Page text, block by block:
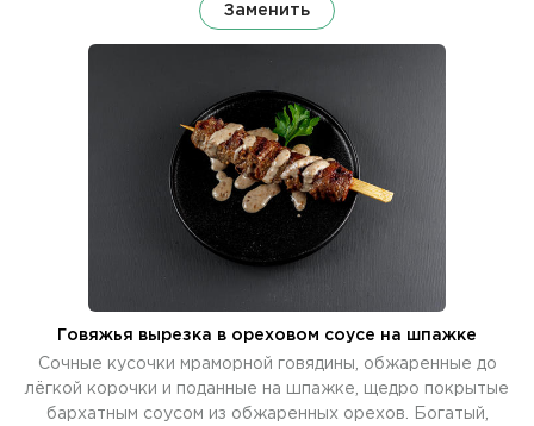
Заменить
Говяжья вырезка в ореховом соусе на шпажке
Сочные кусочки мраморной говядины, обжаренные до
лёгкой корочки и поданные на шпажке, щедро покрытые
бархатным соусом из обжаренных орехов. Богатый,